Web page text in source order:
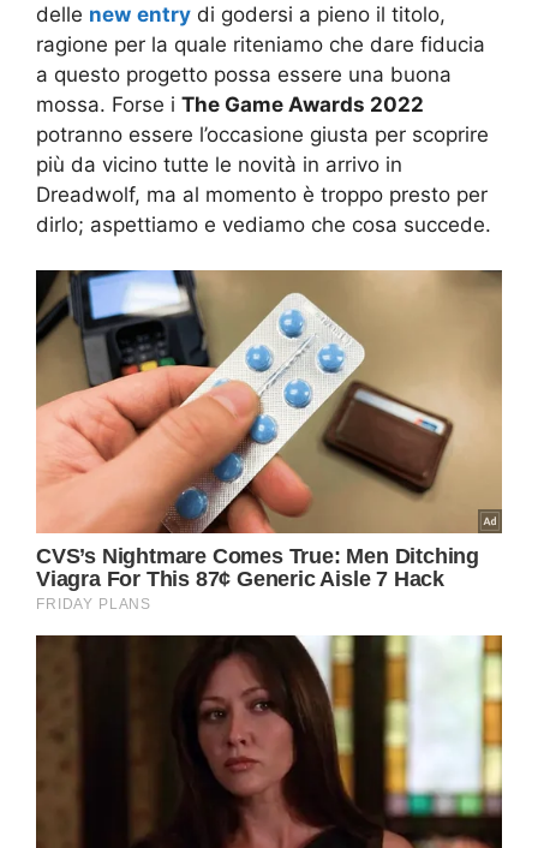
delle new entry di godersi a pieno il titolo,
ragione per la quale riteniamo che dare fiducia
a questo progetto possa essere una buona
mossa. Forse i The Game Awards 2022
potranno essere l’occasione giusta per scoprire
più da vicino tutte le novità in arrivo in
Dreadwolf, ma al momento è troppo presto per
dirlo; aspettiamo e vediamo che cosa succede.